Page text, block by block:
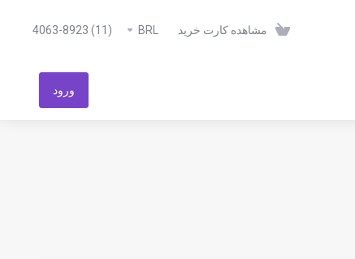
مشاهده کارت خرید BRL
(11) 4063-8923
ورود